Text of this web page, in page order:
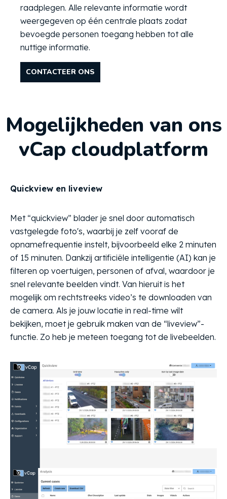
raadplegen. Alle relevante informatie wordt
weergegeven op één centrale plaats zodat
bevoegde personen toegang hebben tot alle
nuttige informatie.
CONTACTEER ONS
Mogelijkheden van ons
vCap cloudplatform
Quickview en liveview
Met “quickview” blader je snel door automatisch
vastgelegde foto's, waarbij je zelf vooraf de
opnamefrequentie instelt, bijvoorbeeld elke 2 minuten
of 15 minuten. Dankzij artificiële intelligentie (AI) kan je
filteren op voertuigen, personen of afval, waardoor je
snel relevante beelden vindt. Van hieruit is het
mogelijk om rechtstreeks video’s te downloaden van
de camera. Als je jouw locatie in real-time wilt
bekijken, moet je gebruik maken van de “liveview”-
functie. Zo heb je meteen toegang tot de livebeelden.